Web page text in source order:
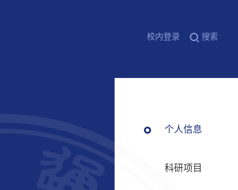
搜索
校内登录
个人信息
科研项目